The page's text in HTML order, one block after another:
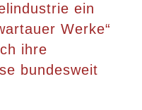
ein
Werke“
ihre
bundesweit